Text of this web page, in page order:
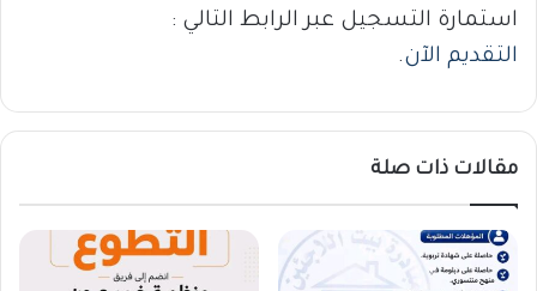
استمارة التسجيل عبر الرابط التالي :
التقديم الآن.
مقالات ذات صلة